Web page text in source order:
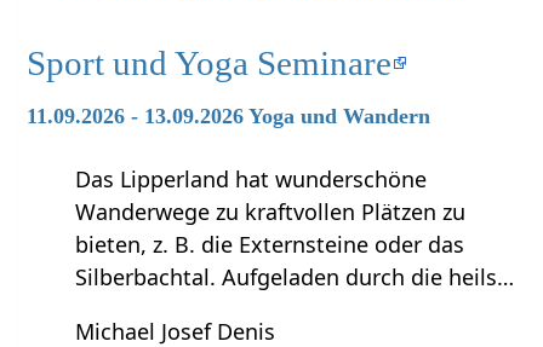
Sport und Yoga Seminare
11.09.2026 - 13.09.2026 Yoga und Wandern
Das Lipperland hat wunderschöne
Wanderwege zu kraftvollen Plätzen zu
bieten, z. B. die Externsteine oder das
Silberbachtal. Aufgeladen durch die heils…
Michael Josef Denis